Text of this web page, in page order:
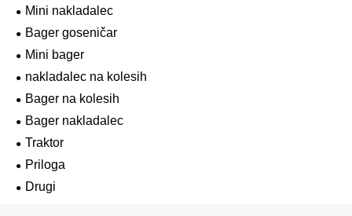
Mini nakladalec
Bager goseničar
Mini bager
nakladalec na kolesih
Bager na kolesih
Bager nakladalec
Traktor
Priloga
Drugi